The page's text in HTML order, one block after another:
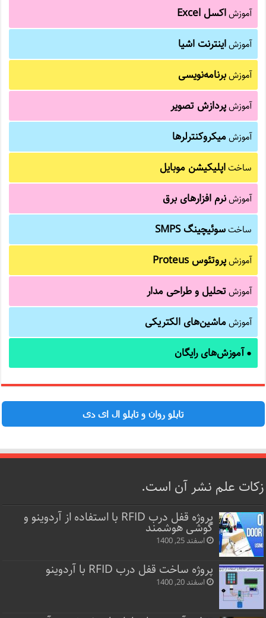
آموزشاکسل Excel
آموزشاینترنت اشیا
آموزشبرنامه‌نویسی
آموزشپردازش تصویر
آموزشمیکروکنترلرها
ساختاپلیکیشن موبایل
آموزشنرم افزارهای برق
ساختسوئیچینگ SMPS
آموزشپروتئوس Proteus
آموزشتحلیل و طراحی مدار
آموزشماشین‌های الکتریکی
● آموزش‌های رایگان
تابلو روان و تابلو ال ای دی
زکات علم نشر آن است.
پروژه قفل‌ درب RFID با استفاده از آردوینو و
گوشی هوشمند
اسفند 25, 1400
پروژه ساخت قفل‌ درب RFID با آردوینو
اسفند 20, 1400